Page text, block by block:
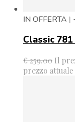
IN OFFERTA
Classic
€259.00 Il
prezzo attuale